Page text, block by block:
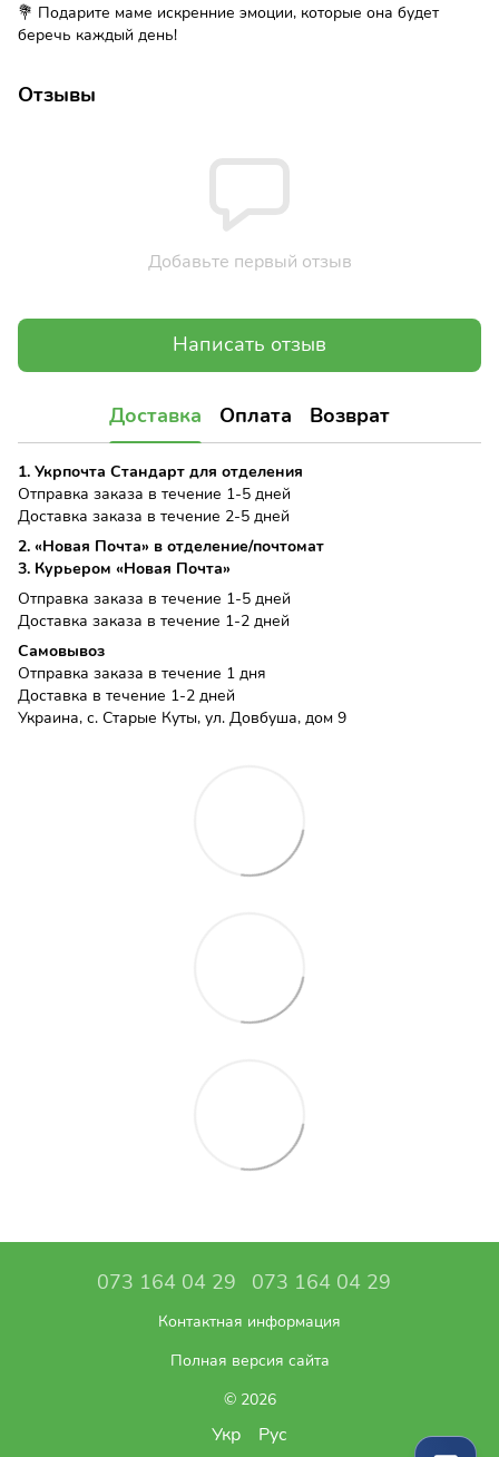
💐 Подарите маме искренние эмоции, которые она будет
беречь каждый день!
Отзывы
Добавьте первый отзыв
Написать отзыв
Доставка Оплата Возврат
1. Укрпочта Стандарт для отделения
Отправка заказа в течение 1-5 дней
Доставка заказа в течение 2-5 дней
2. «Новая Почта» в отделение/почтомат
3. Курьером «Новая Почта»
Отправка заказа в течение 1-5 дней
Доставка заказа в течение 1-2 дней
Самовывоз
Отправка заказа в течение 1 дня
Доставка в течение 1-2 дней
Украина, с. Старые Куты, ул. Довбуша, дом 9
073 164 04 29 073 164 04 29
Контактная информация
Полная версия сайта
© 2026
Укр Рус